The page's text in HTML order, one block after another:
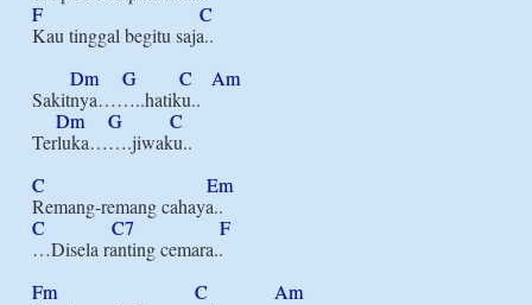
F
C
Kau tinggal begitu saja..
Dm
G C
Am
Sakitnya……..hatiku..
Dm
G
C
Terluka…….jiwaku..
C
Em
C
C7
F
…Disela ranting cemara..
Fm
C
Am